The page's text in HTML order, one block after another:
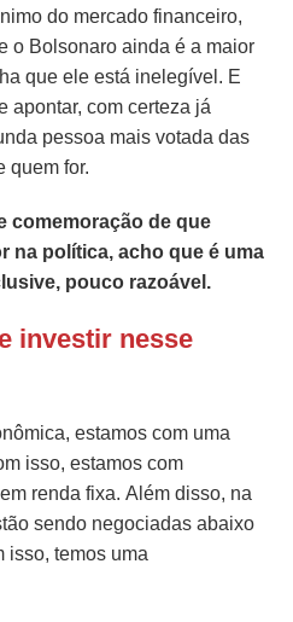
do mercado financeiro,
o Bolsonaro ainda é a maior
que ele está inelegível. E
apontar, com certeza já
pessoa mais votada das
quem for.
comemoração de que
na política, acho que é uma
pouco razoável.
investir nesse
estamos com uma
isso, estamos com
renda fixa. Além disso, na
sendo negociadas abaixo
isso, temos uma